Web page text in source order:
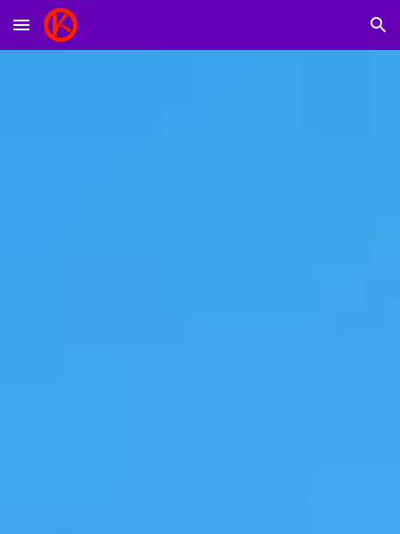
Skip to main content Skip to navigation